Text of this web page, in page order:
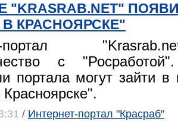
"KRASRAB.NET"
КРАСНОЯРСКЕ"
портал
с
портала могут зайти
/ Интернет-портал "Красраб"